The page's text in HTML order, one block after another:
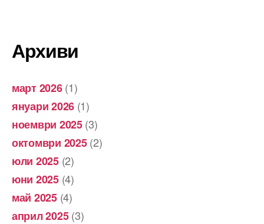
Архиви
март 2026(1)
януари 2026 (1)
ноември 2025(3)
октомври 2025(2)
юли 2025(2)
юни 2025(4)
май 2025(4)
април 2025(3)